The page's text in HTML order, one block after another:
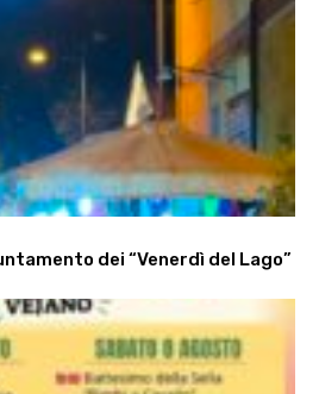
dei “Venerdì del Lago”